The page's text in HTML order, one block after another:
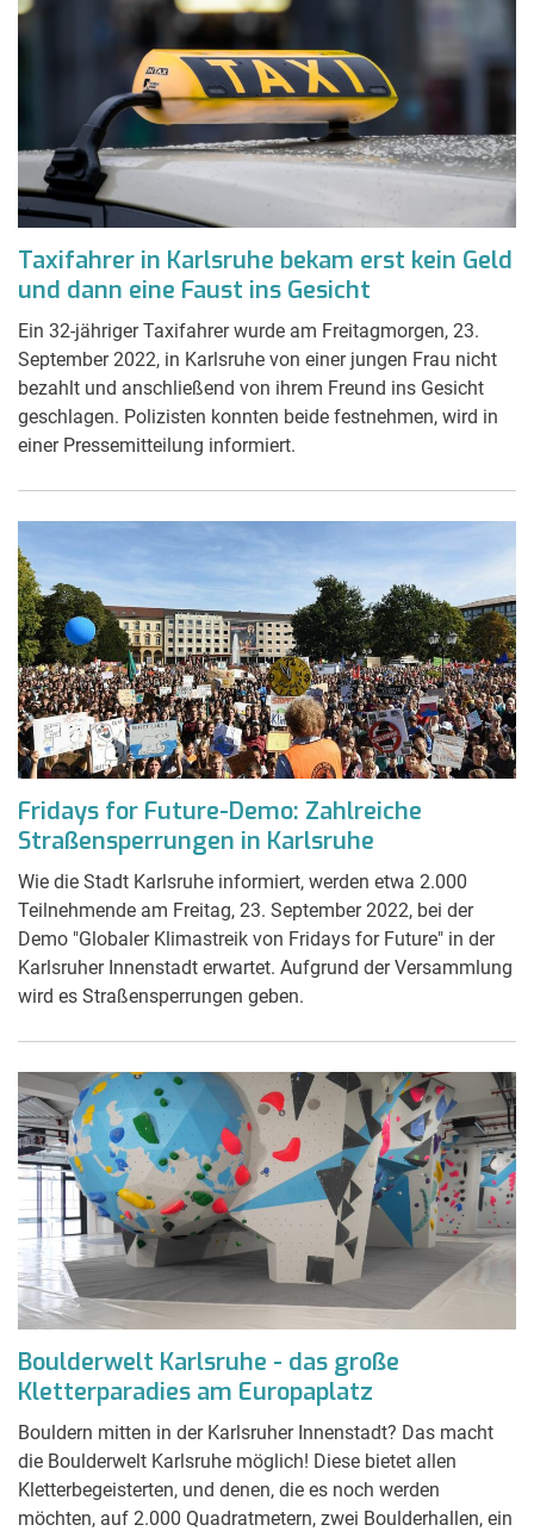
Taxifahrer in Karlsruhe bekam erst kein Geld
und dann eine Faust ins Gesicht
Ein 32-jähriger Taxifahrer wurde am Freitagmorgen, 23.
September 2022, in Karlsruhe von einer jungen Frau nicht
bezahlt und anschließend von ihrem Freund ins Gesicht
geschlagen. Polizisten konnten beide festnehmen, wird in
einer Pressemitteilung informiert.
Fridays for Future-Demo: Zahlreiche
Straßensperrungen in Karlsruhe
Wie die Stadt Karlsruhe informiert, werden etwa 2.000
Teilnehmende am Freitag, 23. September 2022, bei der
Demo "Globaler Klimastreik von Fridays for Future" in der
Karlsruher Innenstadt erwartet. Aufgrund der Versammlung
wird es Straßensperrungen geben.
Boulderwelt Karlsruhe - das große
Kletterparadies am Europaplatz
Bouldern mitten in der Karlsruher Innenstadt? Das macht
die Boulderwelt Karlsruhe möglich! Diese bietet allen
Kletterbegeisterten, und denen, die es noch werden
möchten, auf 2.000 Quadratmetern, zwei Boulderhallen, ein